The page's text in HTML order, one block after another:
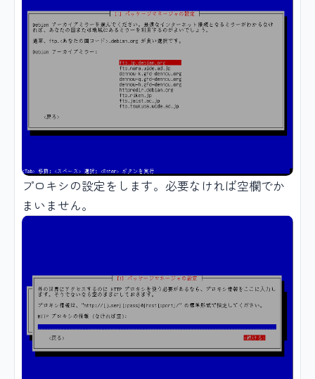
プロキシの設定をします。必要なければ空欄でか
まいません。